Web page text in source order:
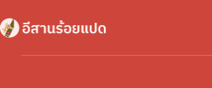
to
content